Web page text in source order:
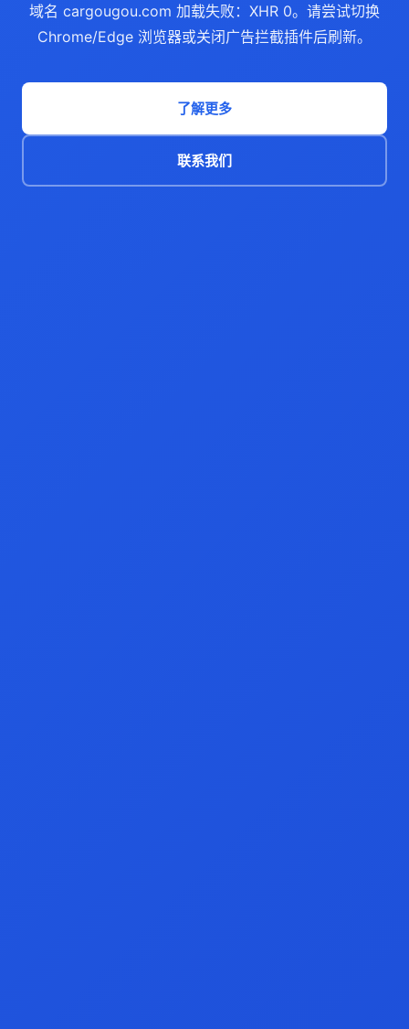
域名 cargougou.com 加载失败：XHR 0。请尝试切换
Chrome/Edge 浏览器或关闭广告拦截插件后刷新。
了解更多
联系我们